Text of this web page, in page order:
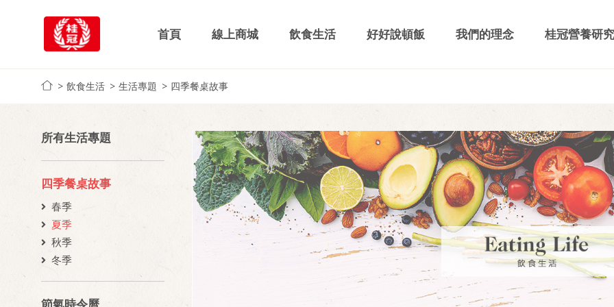
首頁 線上商城 飲食生活 好好說頓飯 我們的理念 桂冠營養研
飲食生活 生活專題 四季餐桌故事
所有生活專題
四季餐桌故事
春季
夏季
秋季
冬季